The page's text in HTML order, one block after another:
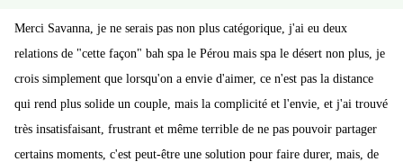
Merci Savanna, je ne serais pas non plus catégorique, j'ai eu deux
relations de "cette façon" bah spa le Pérou mais spa le désert non plus, je
crois simplement que lorsqu'on a envie d'aimer, ce n'est pas la distance
qui rend plus solide un couple, mais la complicité et l'envie, et j'ai trouvé
très insatisfaisant, frustrant et même terrible de ne pas pouvoir partager
certains moments, c'est peut-être une solution pour faire durer, mais, de